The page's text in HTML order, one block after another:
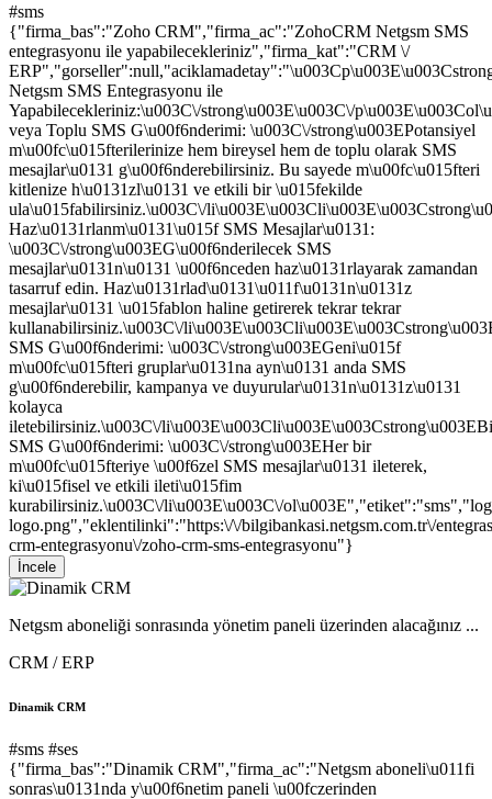
#sms
{"firma_bas":"Zoho CRM","firma_ac":"ZohoCRM Netgsm SMS
entegrasyonu ile yapabilecekleriniz","firma_kat":"CRM \/
Netgsm SMS Entegrasyonu ile
Yapabilecekleriniz:\u003C\/strong\u003E\u003C\/
veya Toplu SMS G\u00f6nderimi: \u003C\/strong\u003EPotansiyel
m\u00fc\u015fterilerinize hem bireysel hem de toplu olarak SMS
mesajlar\u0131 g\u00f6nderebilirsiniz. Bu sayede m\u00fc\u015fteri
kitlenize h\u0131zl\u0131 ve etkili bir \u015fekilde
ula\u015fabilirsiniz.\u003C\/
Haz\u0131rlanm\u0131\u015f SMS Mesajlar\u0131:
\u003C\/strong\u003EG\u00f6nderilecek SMS
mesajlar\u0131n\u0131 \u00f6nceden haz\u0131rlayarak zamandan
tasarruf edin. Haz\u0131rlad\u0131\u011f\u0131n\u0131z
mesajlar\u0131 \u015fablon haline getirerek tekrar tekrar
kullanabilirsiniz.\u003C\/
SMS G\u00f6nderimi: \u003C\/strong\u003EGeni\u015f
m\u00fc\u015fteri gruplar\u0131na ayn\u0131 anda SMS
g\u00f6nderebilir, kampanya ve duyurular\u0131n\u0131z\u0131
kolayca
iletebilirsiniz.\u003C\/
SMS G\u00f6nderimi: \u003C\/strong\u003EHer bir
m\u00fc\u015fteriye \u00f6zel SMS mesajlar\u0131 ileterek,
ki\u015fisel ve etkili ileti\u015fim
kurabilirsiniz.\u003C\/li\u003E\u003C\/
logo.png","eklentilinki":"https:\/\/bilgibankasi.netgsm.com.tr\/
crm-entegrasyonu\/zoho-crm-sms-entegrasyonu"}
İncele
Netgsm aboneliği sonrasında yönetim paneli üzerinden alacağınız ...
CRM / ERP
Dinamik CRM
#sms #ses
{"firma_bas":"Dinamik CRM","firma_ac":"Netgsm aboneli\u011fi
sonras\u0131nda y\u00f6netim paneli \u00fczerinden